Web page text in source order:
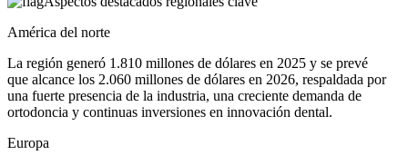
América del norte
La región generó 1.810 millones de dólares en 2025 y se prevé
que alcance los 2.060 millones de dólares en 2026, respaldada por
una fuerte presencia de la industria, una creciente demanda de
ortodoncia y continuas inversiones en innovación dental.
Europa